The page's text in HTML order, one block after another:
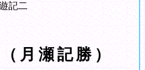
月瀬記勝）
記二